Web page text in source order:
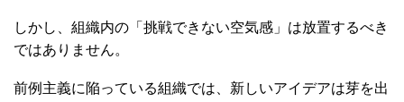
しかし、組織内の「挑戦できない空気感」は放置するべき
ではありません。
前例主義に陥っている組織では、新しいアイデアは芽を出